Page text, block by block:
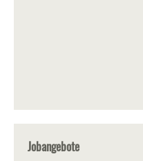
Jobangebote